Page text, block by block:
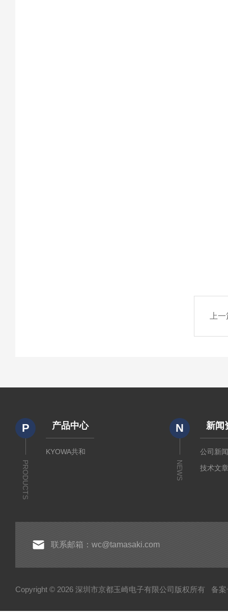
上
P
PRODUCTS
产品中心
KYOWA共和
N
NEWS
新闻
公司新
技术文
联系邮箱：wc@tamasaki.com
Copyright © 2026 深圳市京都玉崎电子有限公司版权所有 备案